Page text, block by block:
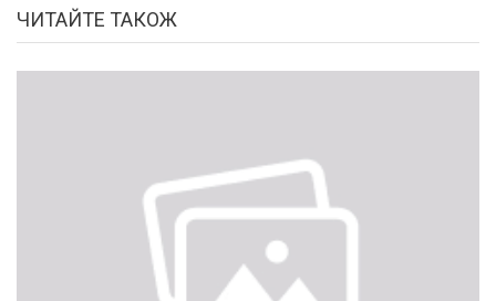
ЧИТАЙТЕ ТАКОЖ